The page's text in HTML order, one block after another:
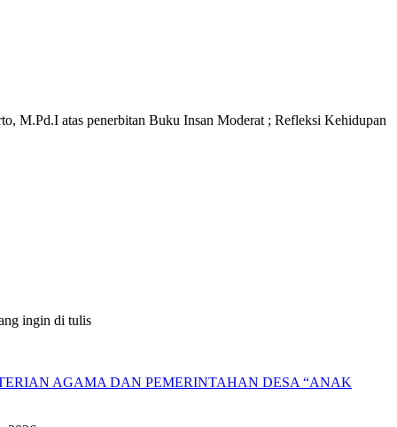
M.Pd.I atas penerbitan Buku Insan Moderat ; Refleksi Kehidupan
ingin di tulis
AGAMA DAN PEMERINTAHAN DESA “ANAK